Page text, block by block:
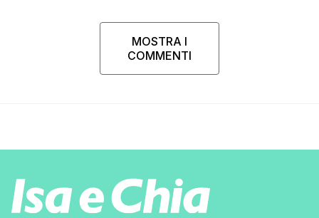
MOSTRA I
COMMENTI